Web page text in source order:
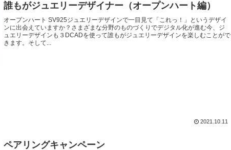
誰もがジュエリーデザイナー（オープンハート編）
オープンハート SV925ジュエリーデザインで一目見て「これっ！」というデザイ
ンに出会えていますか？さまざまな分野のものづくりでデジタル化が進む今、ジ
ュエリーデザインも３DCADを使って誰もがジュエリーデザインを楽しむことがで
きます。そして...
2021.10.11
ペアリングキャンペーン